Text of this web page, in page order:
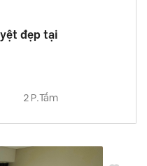
đẹp tại
2 P.Tắm